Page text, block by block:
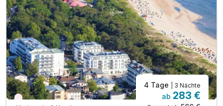
Wieder frei ab September
4 Tage | 3 Nächte
ab 283 €